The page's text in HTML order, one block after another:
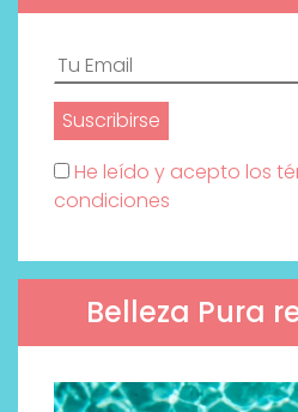
He leído y acepto los
condiciones
Belleza Pura